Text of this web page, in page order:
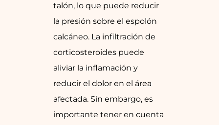
talón, lo que puede reducir
la presión sobre el espolón
calcáneo. La infiltración de
corticosteroides puede
aliviar la inflamación y
reducir el dolor en el área
afectada. Sin embargo, es
importante tener en cuenta